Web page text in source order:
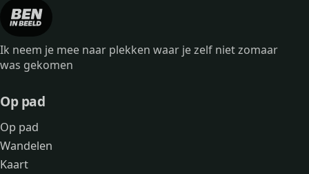
Ik neem je mee naar plekken waar je zelf niet zomaar
was gekomen
Op pad
Op pad
Wandelen
Kaart